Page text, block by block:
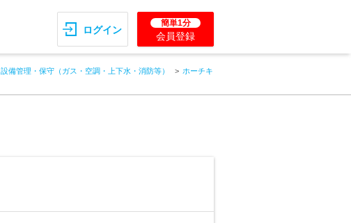
ログイン
簡単1分
会員登録
設備管理・保守（ガス・空調・上下水・消防等）
ホーチキ